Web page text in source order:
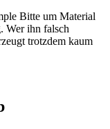
Bitte um Material
Wer ihn falsch
trotzdem kaum